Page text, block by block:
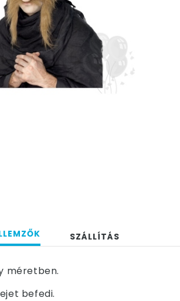
SZÁLLÍTÁS
méretben.
befedi.